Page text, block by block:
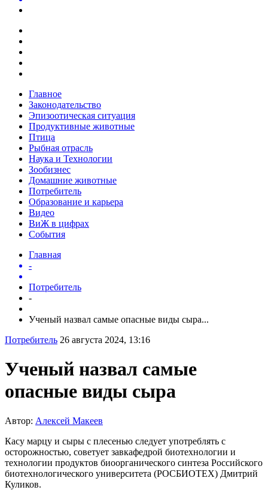
Главное
Законодательство
Эпизоотическая ситуация
Продуктивные животные
Птица
Рыбная отрасль
Наука и Технологии
Зообизнес
Домашние животные
Потребитель
Образование и карьера
Видео
ВиЖ в цифрах
События
Главная
-
Потребитель
-
Ученый назвал самые опасные виды сыра...
Потребитель 26 августа 2024, 13:16
Ученый назвал самые
опасные виды сыра
Автор: Алексей Макеев
Касу марцу и сыры с плесенью следует употреблять с
осторожностью, советует завкафедрой биотехнологии и
технологии продуктов биоорганического синтеза Российского
биотехнологического университета (РОСБИОТЕХ) Дмитрий
Куликов.